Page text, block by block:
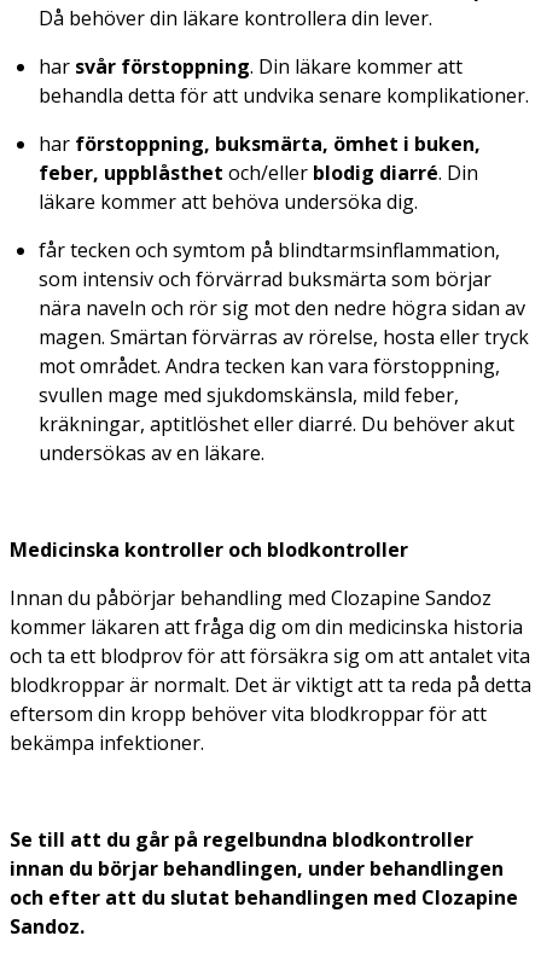
Då behöver din läkare kontrollera din lever.
har svår förstoppning. Din läkare kommer att
behandla detta för att undvika senare komplikationer.
har förstoppning, buksmärta, ömhet i buken,
feber, uppblåsthet och/eller blodig diarré. Din
läkare kommer att behöva undersöka dig.
får tecken och symtom på blindtarmsinflammation,
som intensiv och förvärrad buksmärta som börjar
nära naveln och rör sig mot den nedre högra sidan av
magen. Smärtan förvärras av rörelse, hosta eller tryck
mot området. Andra tecken kan vara förstoppning,
svullen mage med sjukdomskänsla, mild feber,
kräkningar, aptitlöshet eller diarré. Du behöver akut
undersökas av en läkare.
Medicinska kontroller och blodkontroller
Innan du påbörjar behandling med Clozapine Sandoz
kommer läkaren att fråga dig om din medicinska historia
och ta ett blodprov för att försäkra sig om att antalet vita
blodkroppar är normalt. Det är viktigt att ta reda på detta
eftersom din kropp behöver vita blodkroppar för att
bekämpa infektioner.
Se till att du går på regelbundna blodkontroller
innan du börjar behandlingen, under behandlingen
och efter att du slutat behandlingen med Clozapine
Sandoz.